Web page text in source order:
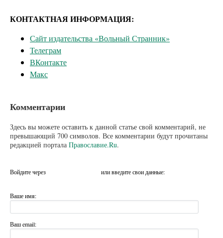
КОНТАКТНАЯ ИНФОРМАЦИЯ:
Сайт издательства «Вольный Странник»
Телеграм
ВКонтакте
Макс
Комментарии
Здесь вы можете оставить к данной статье свой комментарий, не
превышающий 700 символов. Все комментарии будут прочитаны
редакцией портала Православие.Ru.
Войдите через или введите свои данные:
Ваше имя:
Ваш email: